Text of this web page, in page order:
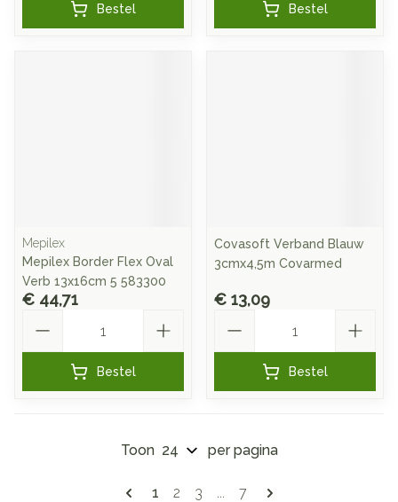
Bestel Bestel
Mepilex
Mepilex Border Flex Oval
Verb 13x16cm 5 583300
€ 44,71
Bestel
Covasoft Verband Blauw
3cmx4,5m Covarmed
€ 13,09
Bestel
Pagina's
U lees momenteel pagina
1 Pagina
2 Pagina
3 ... Pagina
7
Toon per pagina